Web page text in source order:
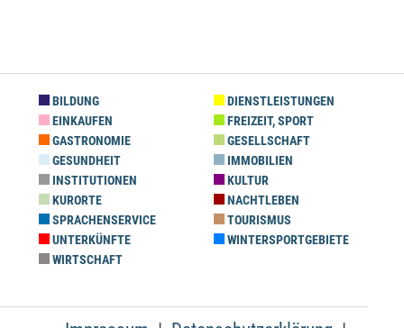
BILDUNG
DIENSTLEISTUNGEN
EINKAUFEN
FREIZEIT, SPORT
GASTRONOMIE
GESELLSCHAFT
GESUNDHEIT
IMMOBILIEN
INSTITUTIONEN
KULTUR
KURORTE
NACHTLEBEN
SPRACHENSERVICE
TOURISMUS
UNTERKÜNFTE
WINTERSPORTGEBIETE
WIRTSCHAFT